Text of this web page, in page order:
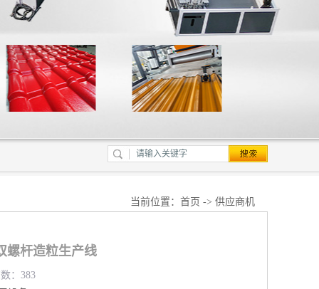
当前位置： 首页 -> 供应商机
螺杆造粒生产线
：383